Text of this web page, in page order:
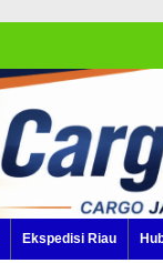
Ekspedisi Riau